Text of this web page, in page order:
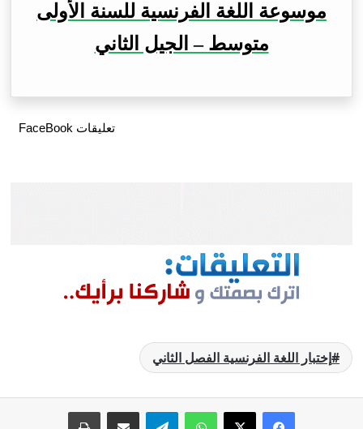
موسوعة اللغة الفرنسية للسنة الأولى
متوسط – الجيل الثاني
تعليقات FaceBook
إختبار اللغة الفرنسية الفصل الثاني
فيسبوك
‫X واتسابتيلقراممشاركة عبر البريد طباعة